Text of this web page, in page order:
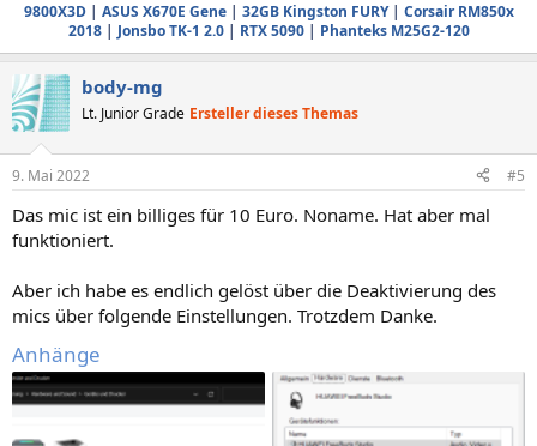
9800X3D| ASUS X670E Gene| 32GB Kingston FURY| Corsair RM850x
2018| Jonsbo TK-1 2.0| RTX 5090| Phanteks M25G2-120
body-mg
Lt. Junior Grade Ersteller dieses Themas
9. Mai 2022 #5
Das mic ist ein billiges für 10 Euro. Noname. Hat aber mal
funktioniert.
Aber ich habe es endlich gelöst über die Deaktivierung des
mics über folgende Einstellungen. Trotzdem Danke.
Anhänge